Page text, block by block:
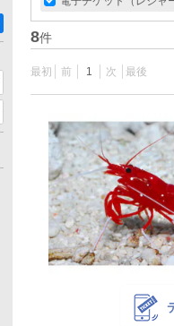
8件
最初 前 1 次 最後